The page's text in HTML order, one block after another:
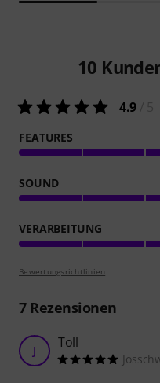
10
4.9
FEATURES
SOUND
VERARBEITUNG
Bewertungsrichtlinien
7Rezensionen
J Toll